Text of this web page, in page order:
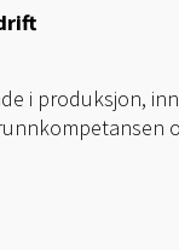
i produksjon,